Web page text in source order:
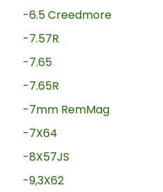
-6.5 Creedmore
-7.57R
-7.65
-7.65R
-7mm RemMag
-7X64
-8X57JS
-9,3X62